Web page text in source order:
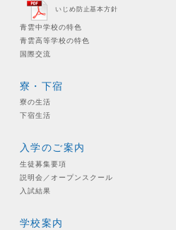
いじめ防止基本方針
青雲中学校の特色
青雲高等学校の特色
国際交流
寮・下宿
寮の生活
下宿生活
入学のご案内
生徒募集要項
説明会／オープンスクール
入試結果
学校案内